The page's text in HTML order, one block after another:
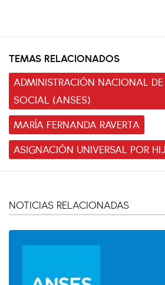
TEMAS RELACIONADOS
ADMINISTRACIÓN NACIONAL
SOCIAL (ANSES)
MARÍA FERNANDA RAVERTA
ASIGNACIÓN UNIVERSAL POR
NOTICIAS RELACIONADAS